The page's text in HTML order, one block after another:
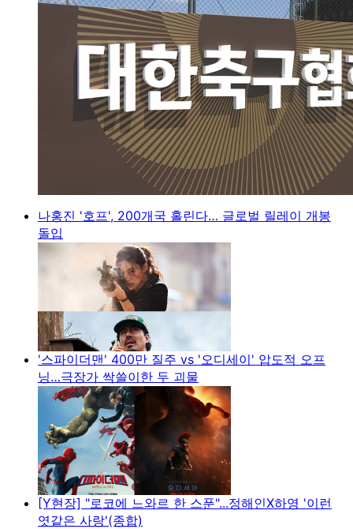
나홍진 '호프', 200개국 홀린다… 글로벌 릴레이 개봉
돌입
'스파이더맨' 400만 질주 vs '오디세이' 압도적 오프
닝…극장가 싹쓸이한 두 괴물
[Y현장] "로코에 느와르 한 스푼"...정해인X하영 '이런
엿같은 사랑'(종합)